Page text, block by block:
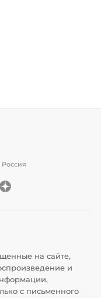
Россия
на сайте,
и
с письменного